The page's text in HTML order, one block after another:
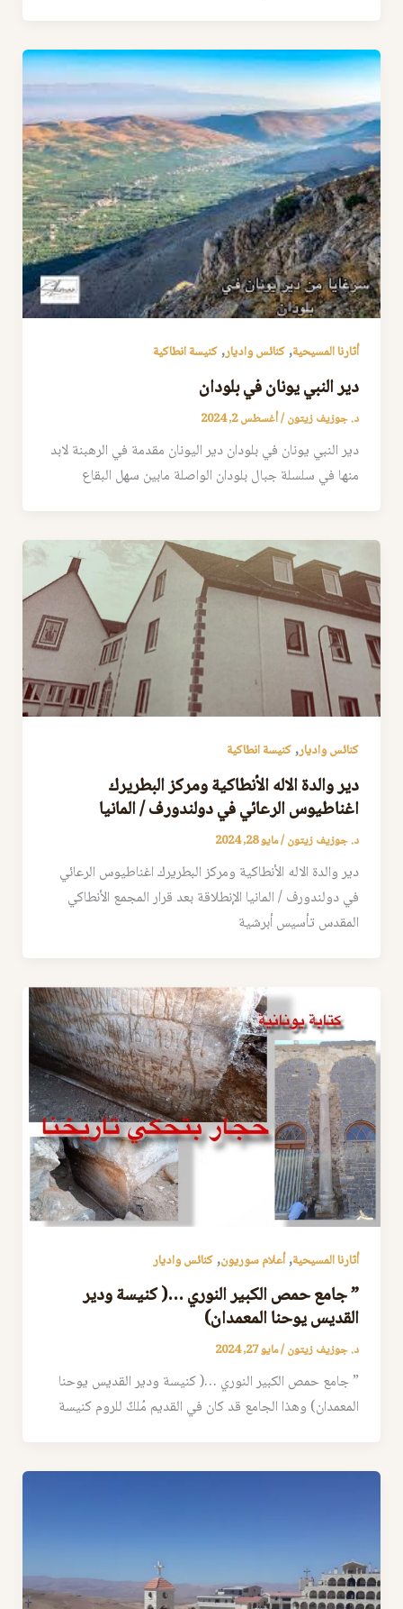
أثارنا المسيحية,كنائس واديار,كنيسة انطاكية
دير النبي يونان في بلودان
د. جوزيف زيتون/أغسطس 2, 2024
دير النبي يونان في بلودان دير اليونان مقدمة في الرهبنة لابد
منها في سلسلة جبال بلودان الواصلة مابين سهل البقاع
كنائس واديار,كنيسة انطاكية
دير والدة الاله الأنطاكية ومركز البطريرك
اغناطيوس الرعائي في دولندورف / المانيا
د. جوزيف زيتون/مايو 28, 2024
دير والدة الاله الأنطاكية ومركز البطريرك اغناطيوس الرعائي
في دولندورف / المانيا الإنطلاقة بعد قرار المجمع الأنطاكي
المقدس تأسيس أبرشية
أثارنا المسيحية,أعلام سوريون,كنائس واديار
” جامع حمص الكبير النوري …( كنيسة ودير
القديس يوحنا المعمدان)
د. جوزيف زيتون/مايو 27, 2024
” جامع حمص الكبير النوري …( كنيسة ودير القديس يوحنا
المعمدان) وهذا الجامع قد كان في القديم مُلكٌ للروم كنيسة